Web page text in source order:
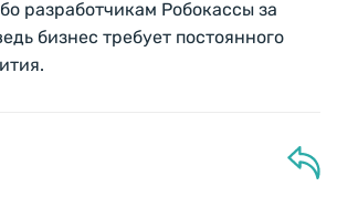
разработчикам Робокассы за
бизнес требует постоянного